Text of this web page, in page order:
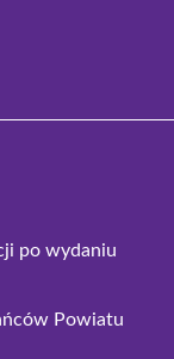
po wydaniu
Powiatu